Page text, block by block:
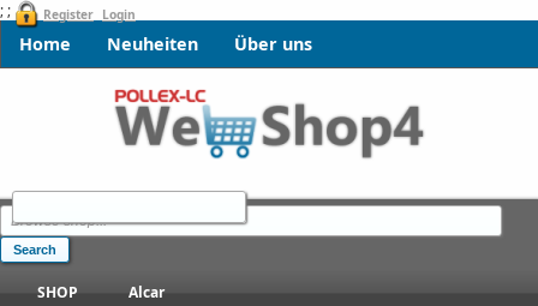
; ;
Home Neuheiten Über uns
Register Login
SHOP Alcar